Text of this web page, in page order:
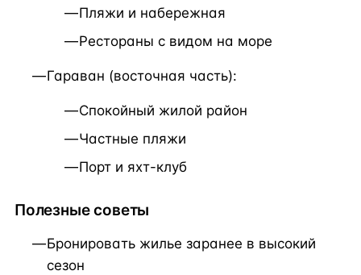
Пляжи и набережная
Рестораны с видом на море
Гараван (восточная часть):
Спокойный жилой район
Частные пляжи
Порт и яхт-клуб
Полезные советы
Бронировать жилье заранее в высокий
сезон